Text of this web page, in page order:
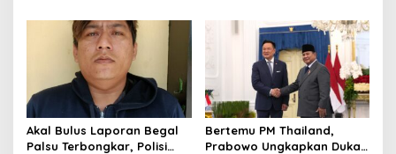
Pengangkat Tebu
hingga Undang Universitas
Terbaik Dunia
Akal Bulus Laporan Begal
Palsu Terbongkar, Polisi
Bertemu PM Thailand,
Prabowo Ungkapkan Duka